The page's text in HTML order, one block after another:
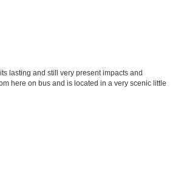
lasting and still very present impacts and
here on bus and is located in a very scenic little